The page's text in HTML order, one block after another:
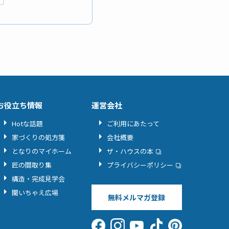
役立ち情報
Hotな話題
家づくりの処方箋
となりのマイホーム
匠の間取り集
構造・完成見学会
聞いちゃえ広場
運営会社
ご利用にあたって
会社概要
ザ・ハウスの本
プライバシーポリシー
無料メルマガ登録